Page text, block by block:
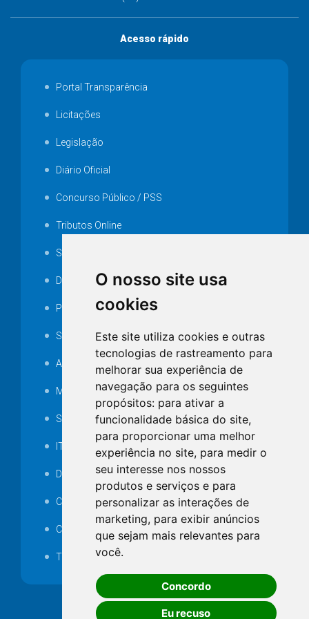
O nosso site usa
cookies
Este site utiliza cookies e outras
tecnologias de rastreamento para
melhorar sua experiência de
navegação para os seguintes
propósitos: para ativar a
funcionalidade básica do site,
para proporcionar uma melhor
experiência no site, para medir o
seu interesse nos nossos
produtos e serviços e para
personalizar as interações de
marketing, para exibir anúncios
que sejam mais relevantes para
você.
Concordo
Eu recuso
Acesso rápido
Portal Transparência
Licitações
Legislação
Diário Oficial
Concurso Público / PSS
Tributos Online
Serviços ISS-E
Decretos
Portarias
SAMAE
Audiência pública
MANUTENÇÃO DE ILUMINAÇÃO PÚBLICA
Serviços Técnicos TI
ITR
Desapropriações
Catalogo Eletrônico de Padronização
Consórcios Municipais
Telefones Úteis